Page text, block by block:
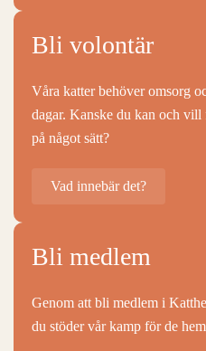
Bli volontär
Våra katter behöver omsorg
dagar. Kanske du kan och
på något sätt?
Vad innebär det?
Bli medlem
Genom att bli medlem i
du stöder vår kamp för de